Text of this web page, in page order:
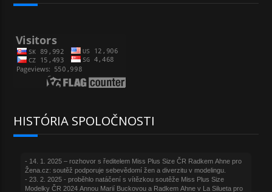
HISTÓRIA SPOLOČNOSTI